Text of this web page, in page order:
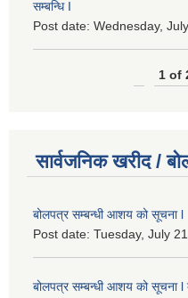
सम्बन्धि I
Post date: Wednesday,
1 of
सार्वजनिक खरीद /
बोलपत्र सम्बन्धी आशय को सूचना l
Post date: Tuesday, July
बोलपत्र सम्बन्धी आशय को सूचना l